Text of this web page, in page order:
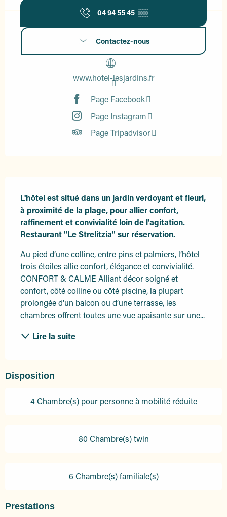
04 94 55 45 ▒▒
Contactez-nous
www.hotel-lesjardins.fr
Page Facebook
Page Instagram
Page Tripadvisor
L'hôtel est situé dans un jardin verdoyant et fleuri,
à proximité de la plage, pour allier confort,
raffinement et convivialité loin de l'agitation.
Restaurant "Le Strelitzia" sur réservation.
Au pied d’une colline, entre pins et palmiers, l’hôtel
trois étoiles allie confort, élégance et convivialité.
CONFORT & CALME Alliant décor soigné et
confort, côté colline ou côté piscine, la plupart
prolongée d’un balcon ou d’une terrasse, les
chambres offrent toutes une vue apaisante sur une...
Lire la suite
Disposition
4 Chambre(s) pour personne à mobilité réduite
80 Chambre(s) twin
6 Chambre(s) familiale(s)
Prestations